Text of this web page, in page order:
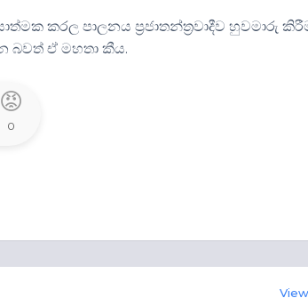
කරල පාලනය ප්‍රජාතන්ත්‍රවාදීව හුවමාරු
බවත් ඒ මහතා කීය.
😡
0